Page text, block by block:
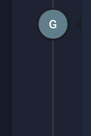
G